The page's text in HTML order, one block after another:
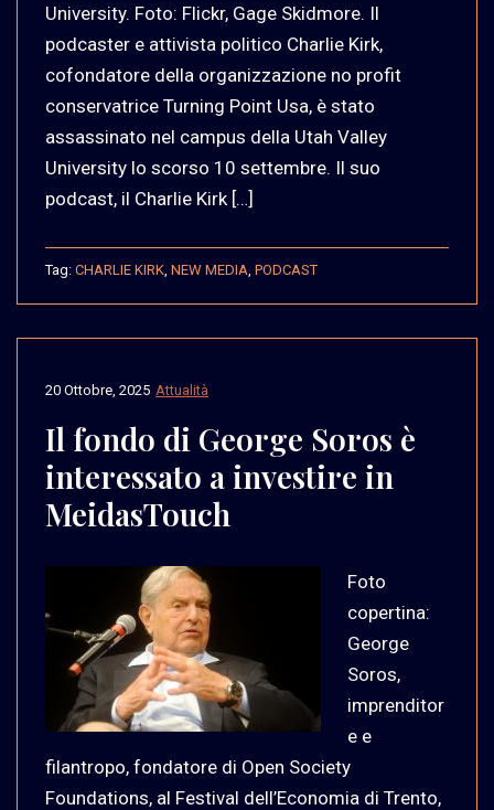
University. Foto: Flickr, Gage Skidmore. Il
podcaster e attivista politico Charlie Kirk,
cofondatore della organizzazione no profit
conservatrice Turning Point Usa, è stato
assassinato nel campus della Utah Valley
University lo scorso 10 settembre. Il suo
podcast, il Charlie Kirk […]
Tag: CHARLIE KIRK NEW MEDIA PODCAST
Attualità
20 Ottobre, 2025
Il fondo di George Soros è
interessato a investire in
MeidasTouch
Foto
copertina:
George
Soros,
imprenditor
e e
filantropo, fondatore di Open Society
Foundations, al Festival dell’Economia di Trento,